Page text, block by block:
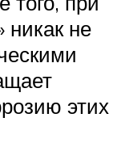
никак не
этих